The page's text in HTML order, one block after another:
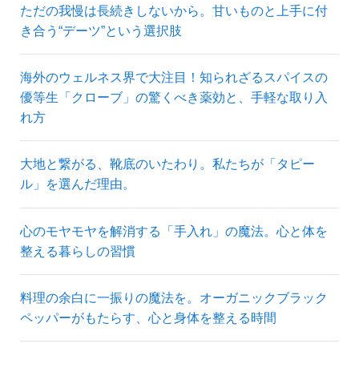
ただの我慢は長続きしないから。甘いものと上手に付
き合う“デーツ”という選択肢
海外のウェルネス界で大注目！知られざるスパイスの
優等生「クローブ」の驚くべき薬効と、手軽な取り入
れ方
大地と繋がる、靴底のいたわり。私たちが「タピー
ル」を選んだ理由。
心のモヤモヤを解消する「手入れ」の魔法。心と体を
整える暮らしの習慣
料理の余白に一振りの魔法を。オーガニックブラック
ペッパーがもたらす、心と身体を整える時間